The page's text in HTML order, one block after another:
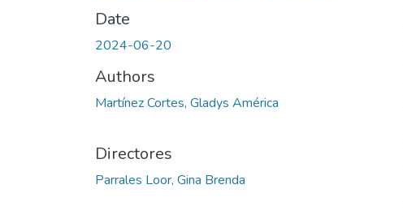
Date
2024-06-20
Authors
Martínez Cortes, Gladys América
Directores
Parrales Loor, Gina Brenda